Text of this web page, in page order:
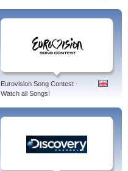
Eurovision Song Contest -
Watch all Songs!